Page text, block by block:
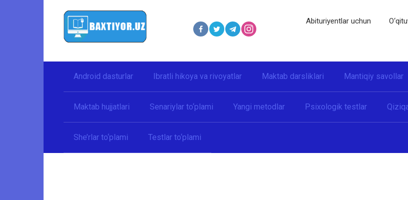
Abituriyentlar uchun
Android dasturlar Ibratli hikoya va rivoyatlar Maktab darsliklari Mantiqiy savollar
Maktab hujjatlari Senariylar to‘plami Yangi metodlar Psixologik testlar
She’rlar to‘plami Testlar to‘plami